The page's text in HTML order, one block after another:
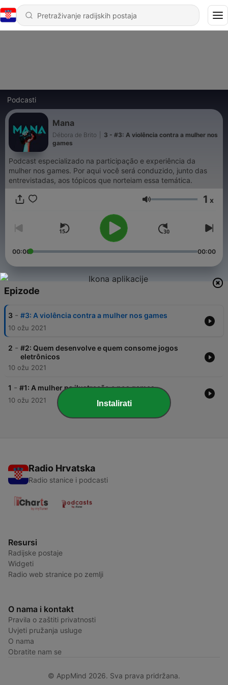
Podcasti
Mana
Débora de Brito
3 - #3: A violência contra a mulher nos
games
Podcast especializado na participação e experiência da
mulher nos games. Por aqui você será conduzido, junto das
entrevistadas, aos tópicos que norteiam essa temática.
Glasnoća 1 x
00:00 00:00
Epizode
3 - #3: A violência contra a mulher nos games
10 ožu 2021
2 - #2: Quem desenvolve e quem consome jogos
eletrônicos
10 ožu 2021
1 - #1: A mulher na ilustração e nos games
10 ožu 2021
Radio Hrvatska
Radio stanice i podcasti
Resursi
Radijske postaje
Widgeti
Radio web stranice po zemlji
O nama i kontakt
Pravila o zaštiti privatnosti
Uvjeti pružanja usluge
O nama
Obratite nam se
© AppMind 2026. Sva prava pridržana.
Instalirati